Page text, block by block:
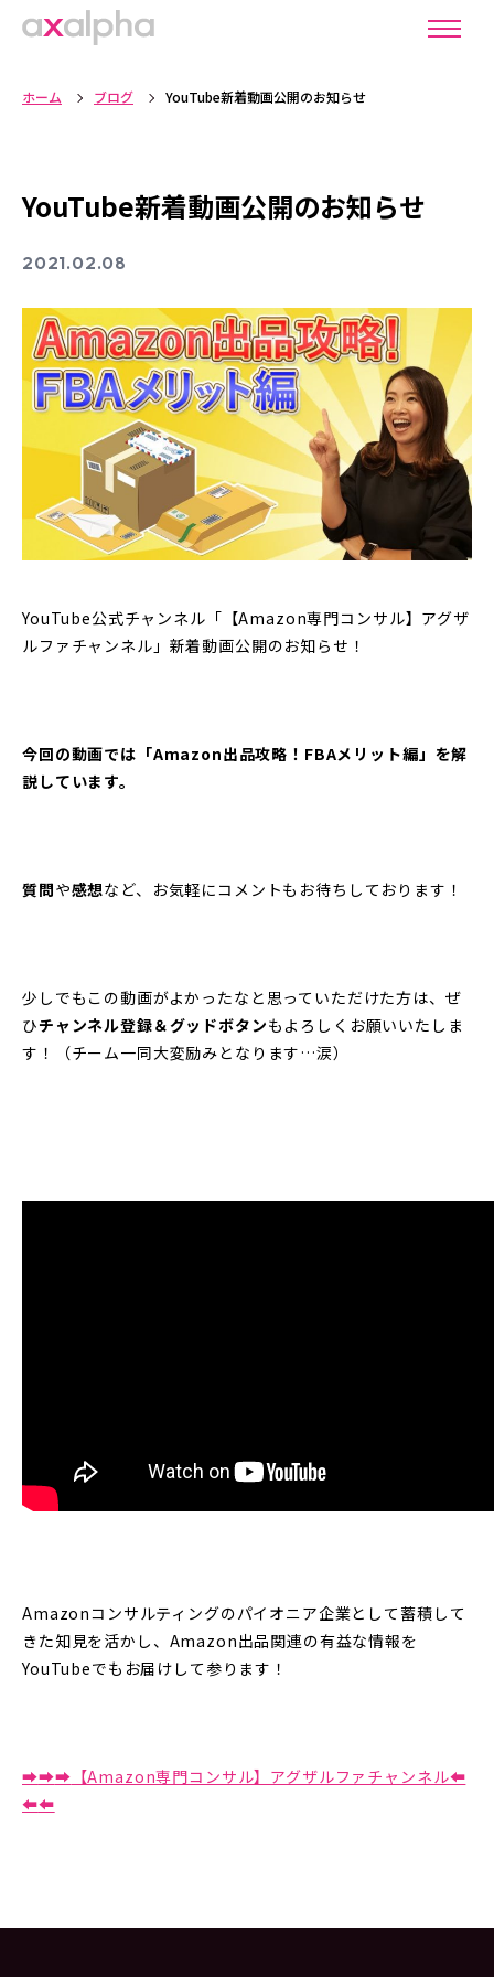
ホーム ブログ YouTube新着動画公開のお知らせ
YouTube新着動画公開のお知らせ
2021.02.08
YouTube公式チャンネル「【Amazon専門コンサル】アグザ
ルファチャンネル」新着動画公開のお知らせ！
今回の動画では「Amazon出品攻略！FBAメリット編」を解
説しています。
質問や感想など、お気軽にコメントもお待ちしております！
少しでもこの動画がよかったなと思っていただけた方は、ぜ
ひチャンネル登録＆グッドボタンもよろしくお願いいたしま
す！（チーム一同大変励みとなります…涙）
Amazonコンサルティングのパイオニア企業として蓄積して
きた知見を活かし、Amazon出品関連の有益な情報を
YouTubeでもお届けして参ります！
➡︎➡︎➡︎ 【Amazon専門コンサル】アグザルファチャンネル⬅︎
⬅︎⬅︎